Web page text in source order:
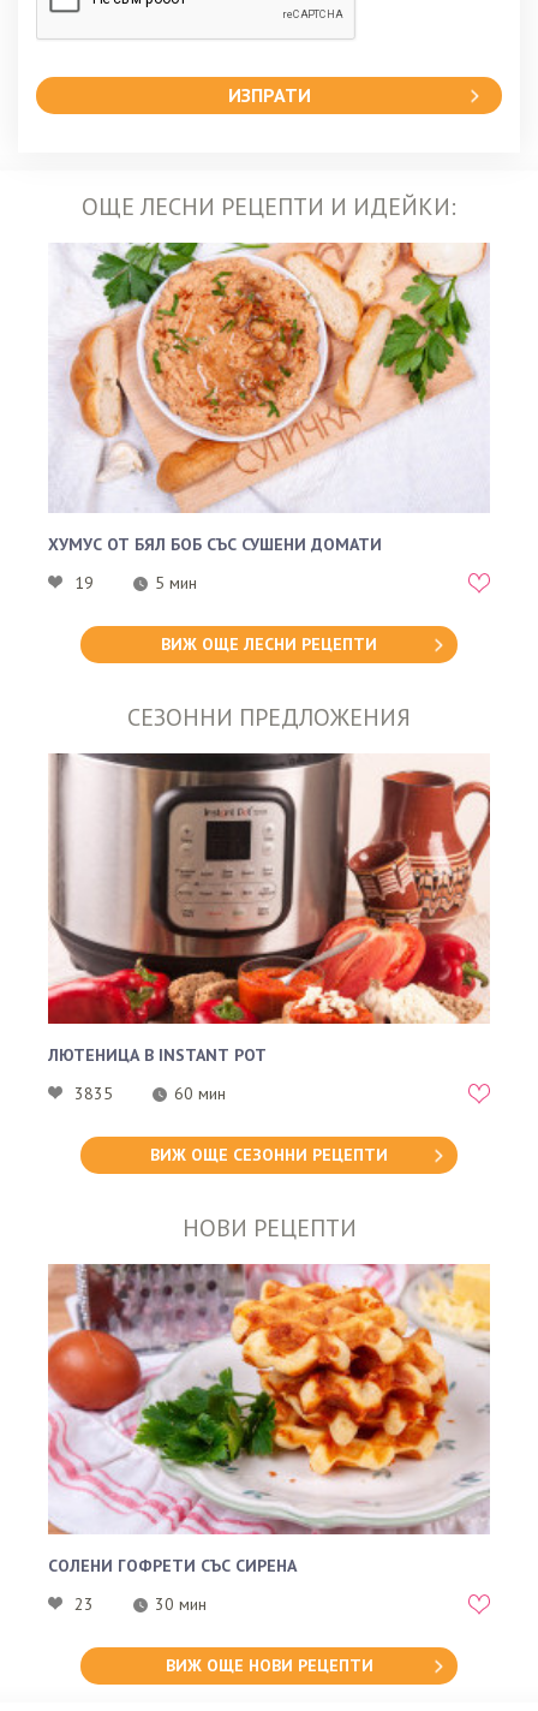
ИЗПРАТИ
ОЩЕ ЛЕСНИ РЕЦЕПТИ И ИДЕЙКИ:
ХУМУС ОТ БЯЛ БОБ СЪС СУШЕНИ ДОМАТИ
19
5 мин
ВИЖ ОЩЕ ЛЕСНИ РЕЦЕПТИ
СЕЗОННИ ПРЕДЛОЖЕНИЯ
ЛЮТЕНИЦА В INSTANT POT
3835
60 мин
ВИЖ ОЩЕ СЕЗОННИ РЕЦЕПТИ
НОВИ РЕЦЕПТИ
СОЛЕНИ ГОФРЕТИ СЪС СИРЕНА
23
30 мин
ВИЖ ОЩЕ НОВИ РЕЦЕПТИ